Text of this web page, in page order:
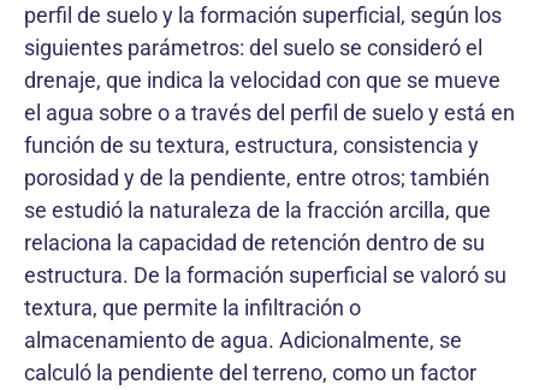
perfil de suelo y la formación superficial, según los
siguientes parámetros: del suelo se consideró el
drenaje, que indica la velocidad con que se mueve
el agua sobre o a través del perfil de suelo y está en
función de su textura, estructura, consistencia y
porosidad y de la pendiente, entre otros; también
se estudió la naturaleza de la fracción arcilla, que
relaciona la capacidad de retención dentro de su
estructura. De la formación superficial se valoró su
textura, que permite la infiltración o
almacenamiento de agua. Adicionalmente, se
calculó la pendiente del terreno, como un factor